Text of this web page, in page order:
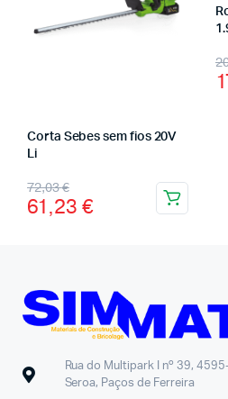
Corta Sebes sem fios 20V
Li
72,03€
61,23 €
Rua do Multipark I nº 39,
Seroa, Paços de Ferreira